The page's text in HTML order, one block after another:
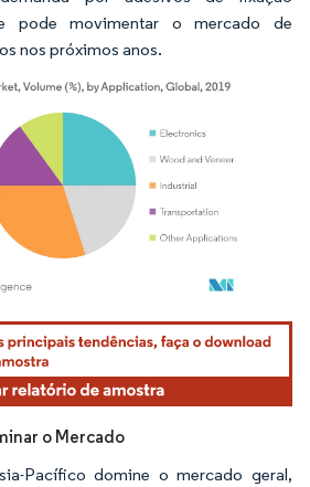
pode movimentar o mercado de
nos próximos anos.
O reuso requer atribuição conforme CC BY 4.0.
o Mercado
Pacífico domine o mercado geral,